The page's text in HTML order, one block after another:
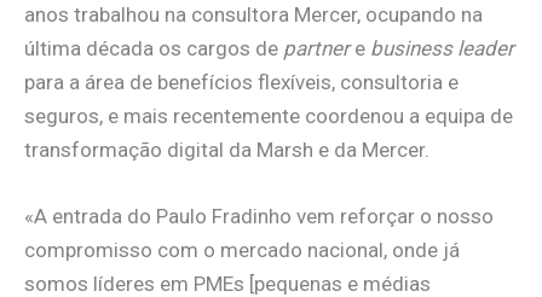
anos trabalhou na consultora Mercer, ocupando na
última década os cargos de partnere business leader
para a área de benefícios flexíveis, consultoria e
seguros, e mais recentemente coordenou a equipa de
transformação digital da Marsh e da Mercer.
«A entrada do Paulo Fradinho vem reforçar o nosso
compromisso com o mercado nacional, onde já
somos líderes em PMEs [pequenas e médias